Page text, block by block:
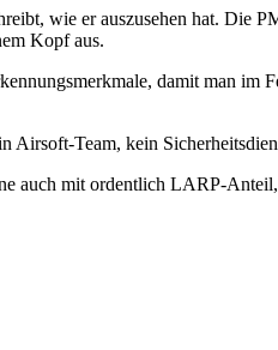
wie er auszusehen hat.
Kopf aus.
damit man
Airsoft-Team, kein
auch mit ordentlich LARP-